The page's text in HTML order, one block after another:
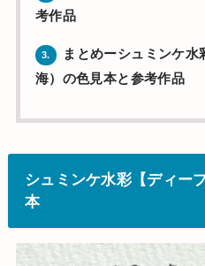
考作品
3.
まとめーシュミンケ
海）の色見本と参考作品
シュミンケ水彩【ディー
本